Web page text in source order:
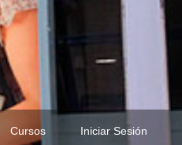
Cursos Iniciar Sesión